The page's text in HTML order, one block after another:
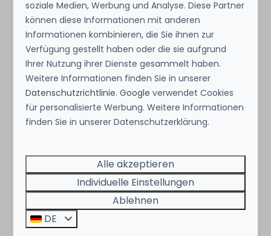
Langweer
Themen
Unique location
Romantic
In der Gegend
Close to village
View of lake
View of water
Detached
Zeig mehr ↓
Energie-Label:
soziale Medien, Werbung und Analyse. Diese Partner
können diese Informationen mit anderen
Informationen kombinieren, die Sie ihnen zur
Verfügung gestellt haben oder die sie aufgrund
Ihrer Nutzung ihrer Dienste gesammelt haben.
Weitere Informationen finden Sie in unserer
Datenschutzrichtlinie.Google verwendet Cookies
für personalisierte Werbung. Weitere Informationen
finden Sie in unserer Datenschutzerklärung.
Alle akzeptieren
Individuelle Einstellungen
Ablehnen
DE